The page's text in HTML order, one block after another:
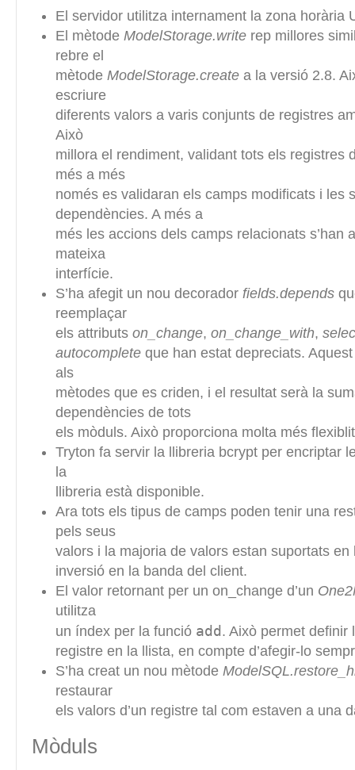
El servidor utilitza internament la zona horària
El mètode ModelStorage.write rep millores
rebre el
mètode ModelStorage.create a la versió 2.8.
escriure
diferents valors a varis conjunts de registres
Això
millora el rendiment, validant tots els registres
més a més
només es validaran els camps modificats i les
dependències. A més a
més les accions dels camps relacionats s’han
mateixa
interfície.
S’ha afegit un nou decorador fields.depends
reemplaçar
els attributs on_change, on_change_with,
autocomplete que han estat depreciats.
als
mètodes que es criden, i el resultat serà la
dependències de tots
els mòduls. Això proporciona molta més
Tryton fa servir la llibreria bcrypt per encriptar
la
llibreria està disponible.
Ara tots els tipus de camps poden tenir una
pels seus
valors i la majoria de valors estan suportats en
inversió en la banda del client.
El valor retornant per un on_change d’un
utilitza
un índex per la funció add . Això permet definir
registre en la llista, en compte d’afegir-lo
S’ha creat un nou mètode
restaurar
els valors d’un registre tal com estaven a una
Mòduls